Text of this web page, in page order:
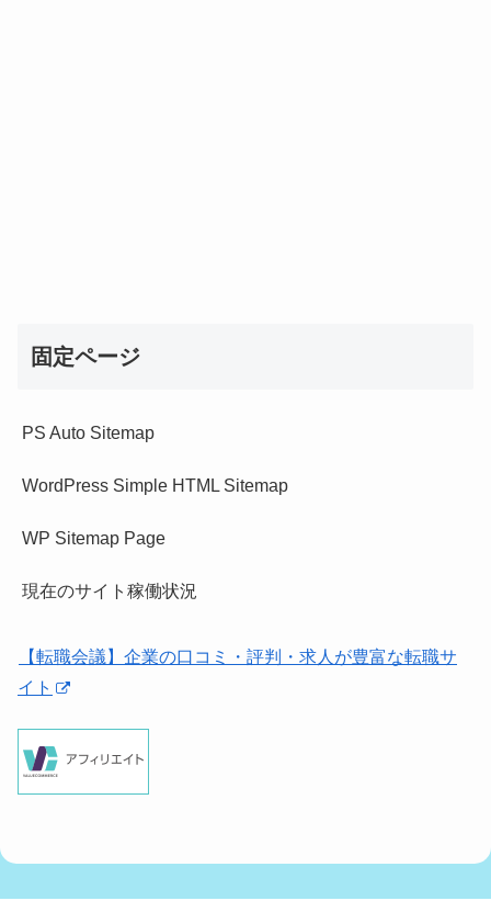
固定ページ
PS Auto Sitemap
WordPress Simple HTML Sitemap
WP Sitemap Page
現在のサイト稼働状況
【転職会議】企業の口コミ・評判・求人が豊富な転職サ
イト